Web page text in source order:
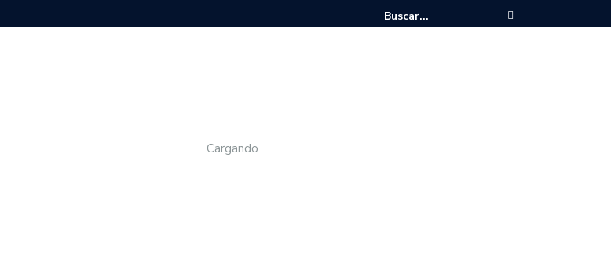
Cargando